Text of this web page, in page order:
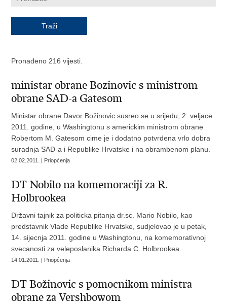
Pronađeno 216 vijesti.
ministar obrane Bozinovic s ministrom
obrane SAD-a Gatesom
Ministar obrane Davor Božinovic susreo se u srijedu, 2. veljace
2011. godine, u Washingtonu s americkim ministrom obrane
Robertom M. Gatesom cime je i dodatno potvrdena vrlo dobra
suradnja SAD-a i Republike Hrvatske i na obrambenom planu.
02.02.2011. | Priopćenja
DT Nobilo na komemoraciji za R.
Holbrookea
Državni tajnik za politicka pitanja dr.sc. Mario Nobilo, kao
predstavnik Vlade Republike Hrvatske, sudjelovao je u petak,
14. sijecnja 2011. godine u Washingtonu, na komemorativnoj
svecanosti za veleposlanika Richarda C. Holbrookea.
14.01.2011. | Priopćenja
DT Božinovic s pomocnikom ministra
obrane za Vershbowom